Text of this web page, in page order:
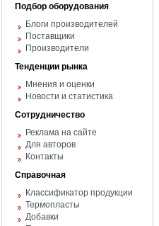
Подбор оборудования
Блоги производителей
Поставщики
Производители
Тенденции рынка
Мнения и оценки
Новости и статистика
Сотрудничество
Реклама на сайте
Для авторов
Контакты
Справочная
Классификатор продукции
Термопласты
Добавки